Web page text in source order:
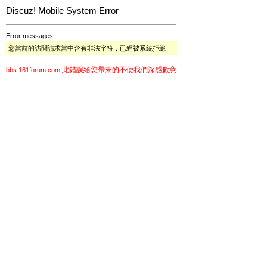
Discuz! Mobile System Error
Error messages:
您當前的訪問請求當中含有非法字符，已經被系統拒絕
bbs.161forum.com 此錯誤給您帶來的不便我們深感歉意